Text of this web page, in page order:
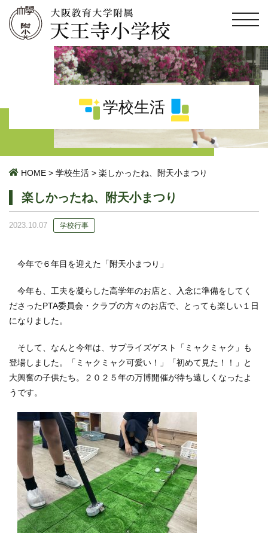
学校生活
HOME > 学校生活 > 楽しかったね、附天小まつり
楽しかったね、附天小まつり
2023.10.07 学校行事
今年で６年目を迎えた「附天小まつり」
今年も、工夫を凝らした高学年のお店と、入念に準備をしてく
ださったPTA委員会・クラブの方々のお店で、とっても楽しい１日
になりました。
そして、なんと今年は、サプライズゲスト「ミャクミャク」も
登場しました。「ミャクミャク可愛い！」「初めて見た！！」と
大興奮の子供たち。２０２５年の万博開催が待ち遠しくなったよ
うです。